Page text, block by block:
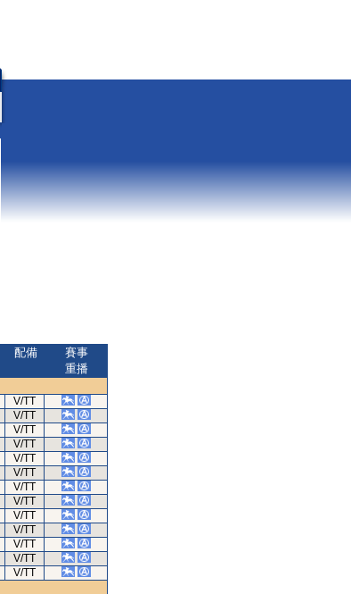
配備
賽事
重播
V/TT
V/TT
V/TT
V/TT
V/TT
V/TT
V/TT
V/TT
V/TT
V/TT
V/TT
V/TT
V/TT